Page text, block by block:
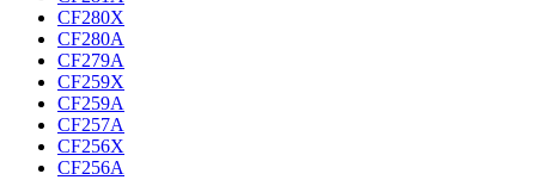
CF280X
CF280A
CF279A
CF259X
CF259A
CF257A
CF256X
CF256A